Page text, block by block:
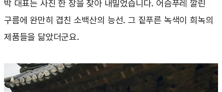
박 대표는 사진 한 장을 찾아 내밀었습니다. 어슴푸레 깔린
구름에 완만히 겹친 소백산의 능선. 그 짙푸른 녹색이 희녹의
제품들을 닮았더군요.